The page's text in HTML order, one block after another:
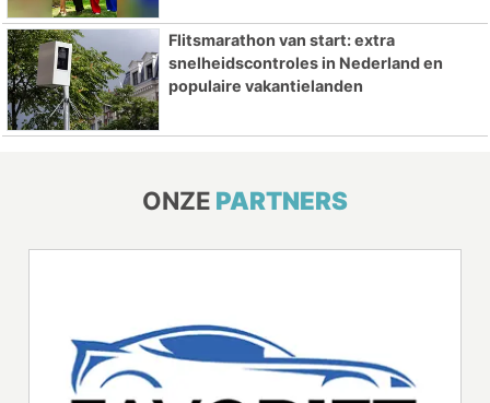
Flitsmarathon van start: extra
snelheidscontroles in Nederland en
populaire vakantielanden
ONZE PARTNERS